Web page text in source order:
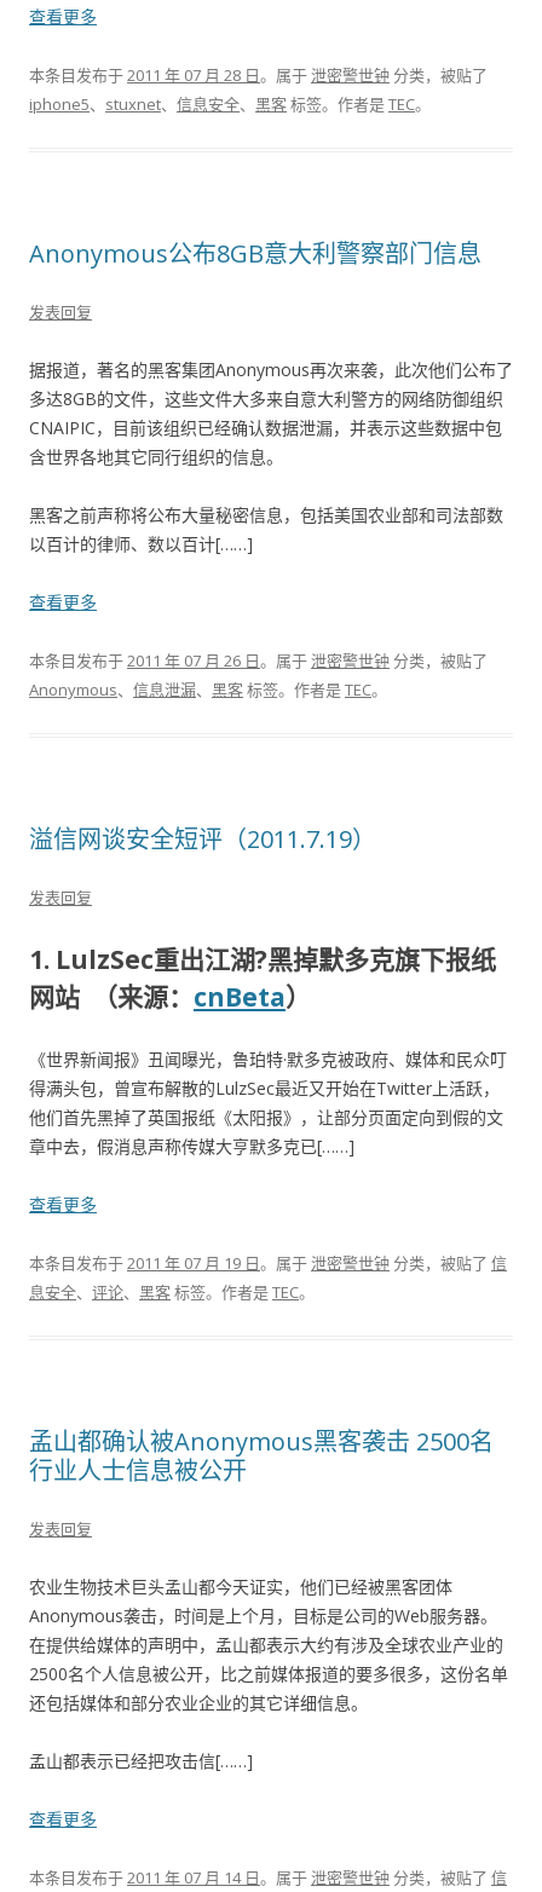
查看更多
本条目发布于2011 年 07 月 28 日。属于泄密警世钟 分类，被贴了
iphone5、 stuxnet、 信息安全、 黑客标签。 作者是TEC。
Anonymous公布8GB意大利警察部门信息
发表回复
据报道，著名的黑客集团Anonymous再次来袭，此次他们公布了
多达8GB的文件，这些文件大多来自意大利警方的网络防御组织
CNAIPIC，目前该组织已经确认数据泄漏，并表示这些数据中包
含世界各地其它同行组织的信息。
黑客之前声称将公布大量秘密信息，包括美国农业部和司法部数
以百计的律师、数以百计[……]
查看更多
本条目发布于2011 年 07 月 26 日。属于泄密警世钟 分类，被贴了
Anonymous、 信息泄漏、 黑客标签。 作者是TEC。
溢信网谈安全短评（2011.7.19）
发表回复
1. LulzSec重出江湖?黑掉默多克旗下报纸
网站 （来源： cnBeta）
《世界新闻报》丑闻曝光，鲁珀特·默多克被政府、媒体和民众叮
得满头包，曾宣布解散的LulzSec最近又开始在Twitter上活跃，
他们首先黑掉了英国报纸《太阳报》，让部分页面定向到假的文
章中去，假消息声称传媒大亨默多克已[……]
查看更多
本条目发布于2011 年 07 月 19 日。属于泄密警世钟 分类，被贴了 信
息安全、 评论、 黑客标签。 作者是TEC。
孟山都确认被Anonymous黑客袭击 2500名
行业人士信息被公开
发表回复
农业生物技术巨头孟山都今天证实，他们已经被黑客团体
Anonymous袭击，时间是上个月，目标是公司的Web服务器。
在提供给媒体的声明中，孟山都表示大约有涉及全球农业产业的
2500名个人信息被公开，比之前媒体报道的要多很多，这份名单
还包括媒体和部分农业企业的其它详细信息。
孟山都表示已经把攻击信[……]
查看更多
本条目发布于2011 年 07 月 14 日。属于泄密警世钟 分类，被贴了 信